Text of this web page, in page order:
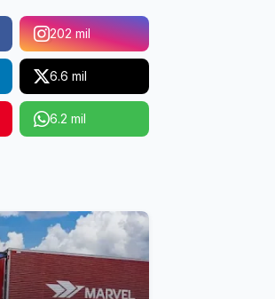
202 mil
6.6 mil
6.2 mil